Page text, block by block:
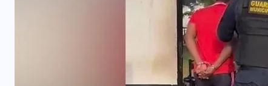
POLÍCIA
Mulher joga drogas no vaso
sanitário; polícia apreende 3 kg e
prende mãe e filho